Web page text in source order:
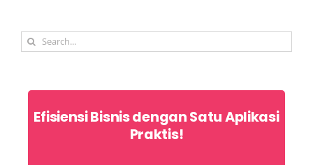
Search
Efisiensi Bisnis dengan Satu Aplikasi
Praktis!